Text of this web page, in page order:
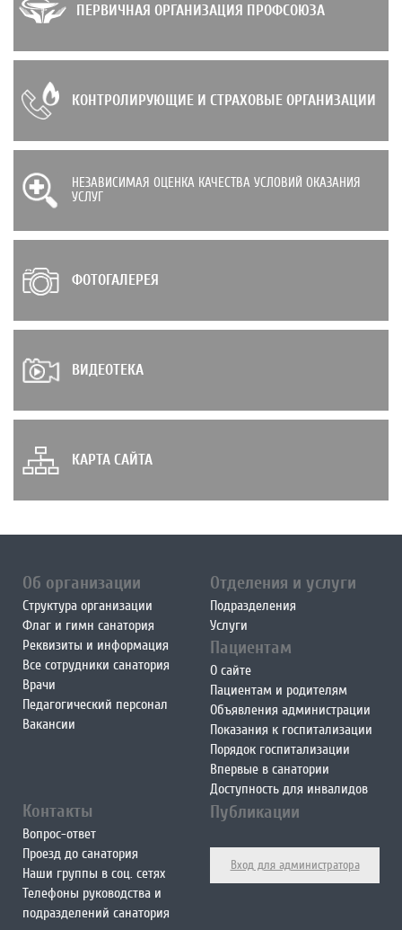
ПЕРВИЧНАЯ ОРГАНИЗАЦИЯ ПРОФСОЮЗА
КОНТРОЛИРУЮЩИЕ И СТРАХОВЫЕ ОРГАНИЗАЦИИ
НЕЗАВИСИМАЯ ОЦЕНКА КАЧЕСТВА УСЛОВИЙ ОКАЗАНИЯ
УСЛУГ
ФОТОГАЛЕРЕЯ
ВИДЕОТЕКА
КАРТА САЙТА
Об организации
Структура организации
Флаг и гимн санатория
Реквизиты и информация
Все сотрудники санатория
Врачи
Педагогический персонал
Вакансии
Отделения и услуги
Подразделения
Услуги
Пациентам
О сайте
Пациентам и родителям
Объявления администрации
Показания к госпитализации
Порядок госпитализации
Впервые в санатории
Доступность для инвалидов
Контакты
Вопрос-ответ
Проезд до санатория
Наши группы в соц. сетях
Телефоны руководства и
подразделений санатория
Публикации
Вход для администратора